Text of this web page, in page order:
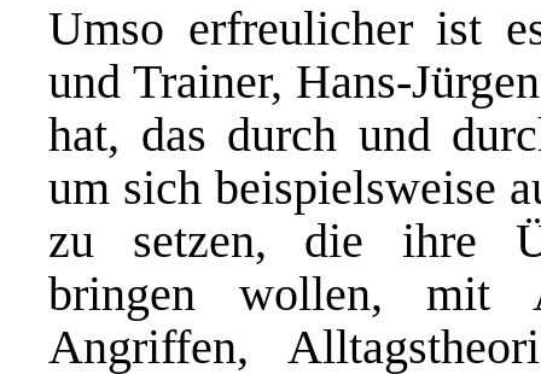
Umso erfreulicher ist
und Trainer, Hans-
hat, das durch und
um sich beispielsweise
zu setzen, die ihre
bringen wollen, mit
Angriffen,